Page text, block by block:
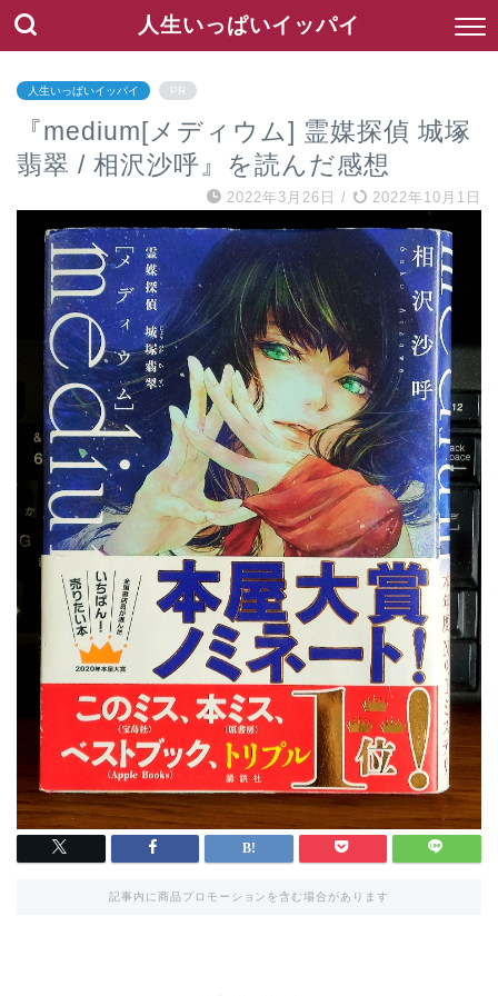
人生いっぱいイッパイ
人生いっぱいイッパイ PR
『medium[メディウム] 霊媒探偵 城塚
翡翠 / 相沢沙呼』を読んだ感想
2022年3月26日 / 2022年10月1日
記事内に商品プロモーションを含む場合があります